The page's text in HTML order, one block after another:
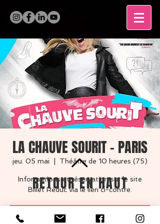
LA CHAUVE SOURIT - PARIS
jeu. 05 mai Théâtre de 10 heures (75)
Informations et réservation sur le site
Billet Réduc via le lien ci-contre.
Les inscriptions sont closes
RETOUR EN HAUT
MENTIONS LÉGALES